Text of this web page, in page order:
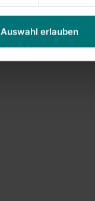
Auswahl erlauben